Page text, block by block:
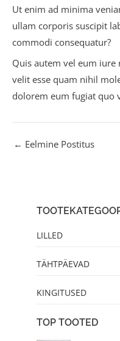
Ut enim ad minima
ullam corporis suscipit
commodi consequatur?
Quis autem vel eum
velit esse quam nihil
dolorem eum fugiat quo
← Eelmine Postitus
LILLED
TÄHTPÄEVAD
KINGITUSED
TOP TOOTED